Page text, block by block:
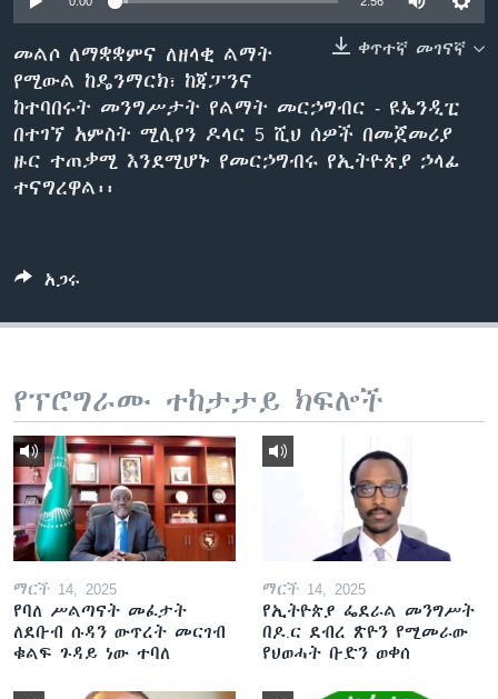
ቋንቋዎች
ቀጥተኛ መገናኛ
መልሶ ለማቋቋምና ለዘላቂ ልማት
የሚውል ከዴንማርክ፣ ከጃፓንና
ከተባበሩት መንግሥታት የልማት መርኃግብር - ዩኤንዲፒ
በተገኘ አምስት ሚሊየን ዶላር 5 ሺህ ሰዎች በመጀመሪያ
ዙር ተጠቃሚ እንደሚሆኑ የመርኃግብሩ የኢትዮጵያ ኃላፊ
ተናግረዋል፡፡
አጋሩ
የፕሮግራሙ ተከታታይ ክፍሎች
ማርች 14, 2025
የባለ ሥልጣናት መፈታት
ለደቡብ ሱዳን ውጥረት መርገብ
ቁልፍ ጉዳይ ነው ተባለ
ማርች 14, 2025
የኢትዮጵያ ፌደራል መንግሥት
በዶ.ር ደብረ ጽዮን የሚመራው
የህወሓት ቡድን ወቀሰ